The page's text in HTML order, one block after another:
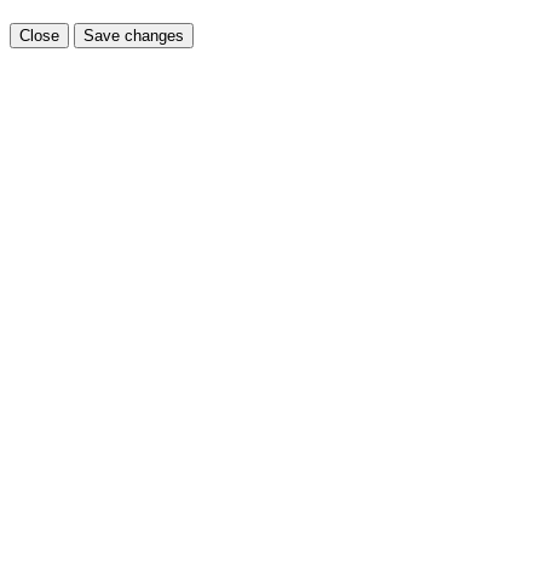
Close Save changes